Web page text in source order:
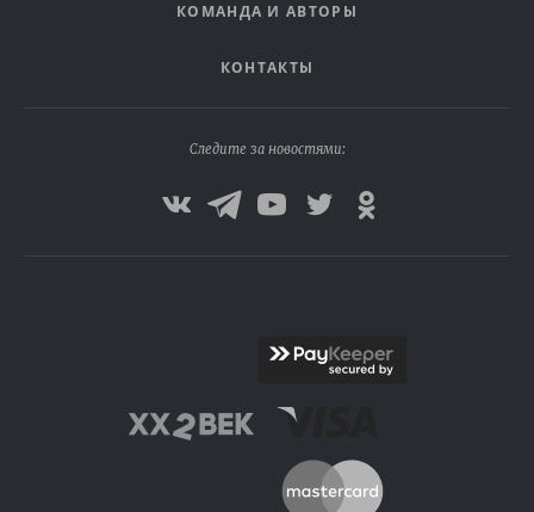
КОМАНДА И АВТОРЫ
КОНТАКТЫ
Следите за новостями: